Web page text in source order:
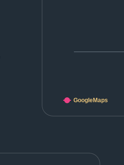
GoogleMaps